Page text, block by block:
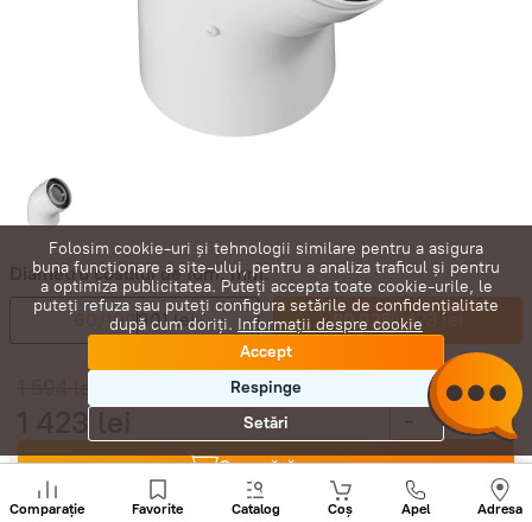
Diametru cosului de fum, mm:
60/100901 lei 80/1251 423 lei
- +
Cumpără acum
Comparație Favorite Catalog Coș Apel Adresa
Sunați
+
Folosim cookie-uri și tehnologii similare pentru a asigura
buna funcționare a site-ului, pentru a analiza traficul și pentru
a optimiza publicitatea. Puteți accepta toate cookie-urile, le
puteți refuza sau puteți configura setările de confidențialitate
după cum doriți. Informații despre cookie
Accept
Respinge
Setări